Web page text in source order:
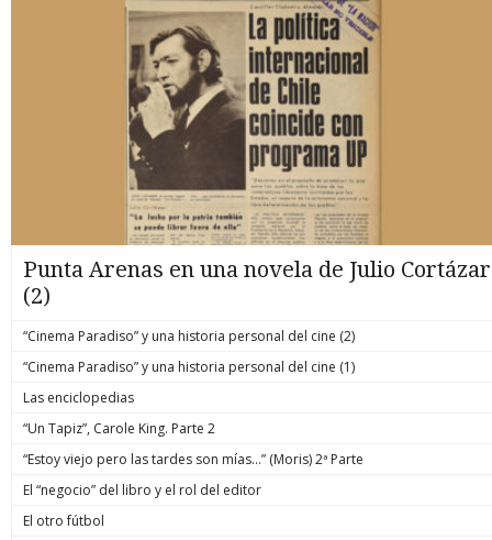
Punta Arenas en una novela de Julio Cortázar
(2)
“Cinema Paradiso” y una historia personal del cine (2)
“Cinema Paradiso” y una historia personal del cine (1)
Las enciclopedias
“Un Tapiz”, Carole King. Parte 2
“Estoy viejo pero las tardes son mías…” (Moris) 2ª Parte
El “negocio” del libro y el rol del editor
El otro fútbol